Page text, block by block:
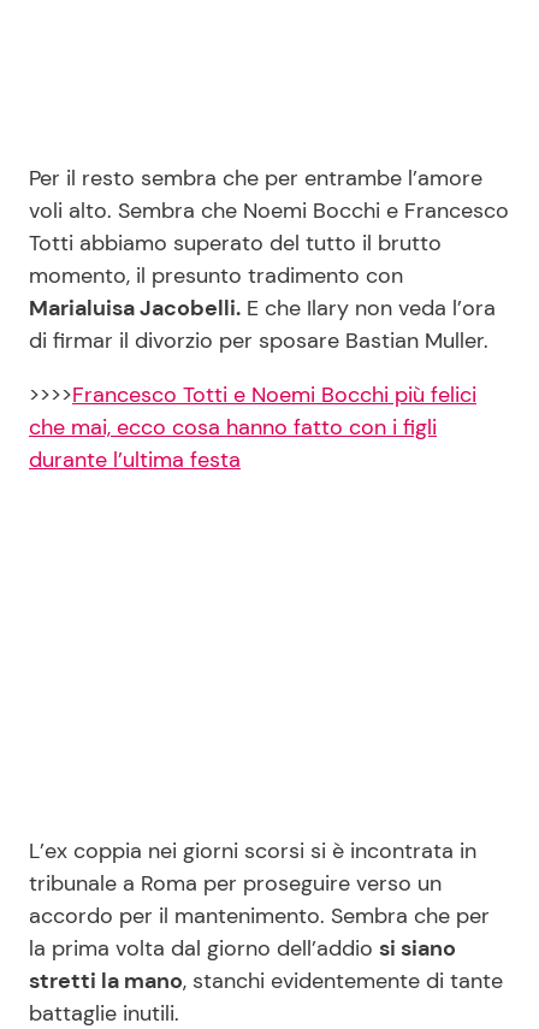
Per il resto sembra che per entrambe l’amore
voli alto. Sembra che Noemi Bocchi e Francesco
Totti abbiamo superato del tutto il brutto
momento, il presunto tradimento con
Marialuisa Jacobelli. E che Ilary non veda l’ora
di firmar il divorzio per sposare Bastian Muller.
>>>>Francesco Totti e Noemi Bocchi più felici
che mai, ecco cosa hanno fatto con i figli
durante l’ultima festa
L’ex coppia nei giorni scorsi si è incontrata in
tribunale a Roma per proseguire verso un
accordo per il mantenimento. Sembra che per
la prima volta dal giorno dell’addio si siano
stretti la mano, stanchi evidentemente di tante
battaglie inutili.